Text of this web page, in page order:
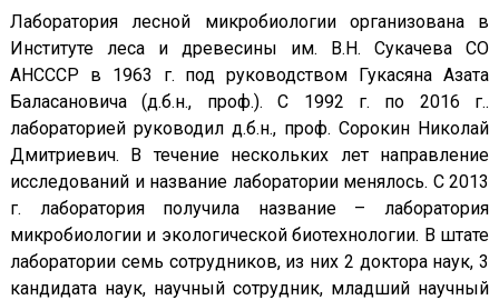
Лаборатория лесной микробиологии организована в
Институте леса и древесины им. В.Н. Сукачева СО
АНСССР в 1963 г. под руководством Гукасяна Азата
Баласановича (д.б.н., проф.). С 1992 г. по 2016 г..
лабораторией руководил д.б.н., проф. Сорокин Николай
Дмитриевич. В течение нескольких лет направление
исследований и название лаборатории менялось. С 2013
г. лаборатория получила название – лаборатория
микробиологии и экологической биотехнологии. В штате
лаборатории семь сотрудников, из них 2 доктора наук, 3
кандидата наук, научный сотрудник, младший научный